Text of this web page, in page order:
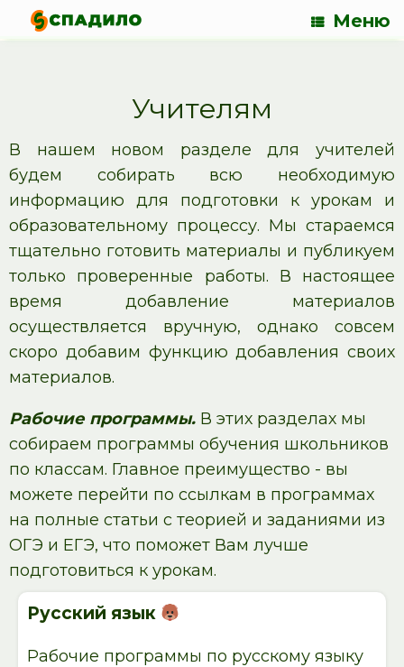
Меню
Учителям
В нашем новом разделе для учителей
будем собирать всю необходимую
информацию для подготовки к урокам и
образовательному процессу. Мы стараемся
тщательно готовить материалы и публикуем
только проверенные работы. В настоящее
время добавление материалов
осуществляется вручную, однако совсем
скоро добавим функцию добавления своих
материалов.
Рабочие программы. В этих разделах мы
собираем программы обучения школьников
по классам. Главное преимущество - вы
можете перейти по ссылкам в программах
на полные статьи с теорией и заданиями из
ОГЭ и ЕГЭ, что поможет Вам лучше
подготовиться к урокам.
Русский язык
Рабочие программы по русскому языку